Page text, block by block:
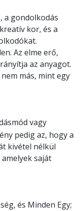
a gondolkodás
kor, és a
Az elme erő,
az anyagot.
más, mint egy
vagy
pedig az, hogy a
kivétel nélkül
saját
és Minden Egy;